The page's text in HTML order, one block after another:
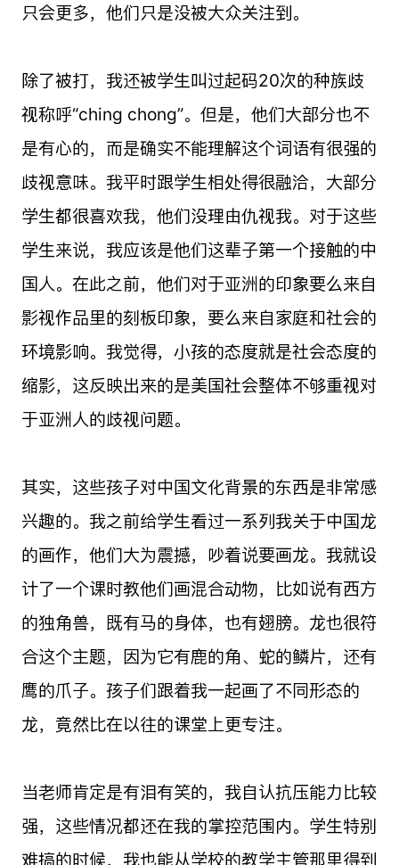
只会更多，他们只是没被大众关注到。
除了被打，我还被学生叫过起码20次的种族歧
视称呼“ching chong”。但是，他们大部分也不
是有心的，而是确实不能理解这个词语有很强的
歧视意味。我平时跟学生相处得很融洽，大部分
学生都很喜欢我，他们没理由仇视我。对于这些
学生来说，我应该是他们这辈子第一个接触的中
国人。在此之前，他们对于亚洲的印象要么来自
影视作品里的刻板印象，要么来自家庭和社会的
环境影响。我觉得，小孩的态度就是社会态度的
缩影，这反映出来的是美国社会整体不够重视对
于亚洲人的歧视问题。
其实，这些孩子对中国文化背景的东西是非常感
兴趣的。我之前给学生看过一系列我关于中国龙
的画作，他们大为震撼，吵着说要画龙。我就设
计了一个课时教他们画混合动物，比如说有西方
的独角兽，既有马的身体，也有翅膀。龙也很符
合这个主题，因为它有鹿的角、蛇的鳞片，还有
鹰的爪子。孩子们跟着我一起画了不同形态的
龙，竟然比在以往的课堂上更专注。
当老师肯定是有泪有笑的，我自认抗压能力比较
强，这些情况都还在我的掌控范围内。学生特别
难搞的时候，我也能从学校的教学主管那里得到